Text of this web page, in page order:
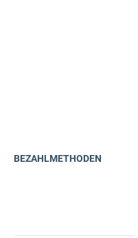
BEZAHLMETHODEN